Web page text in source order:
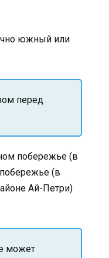
южный или
перед
побережье (в
(в
Ай-Петри)
может